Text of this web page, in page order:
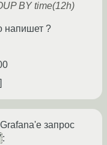
BY time(12h)
напишет ?
запрос
: